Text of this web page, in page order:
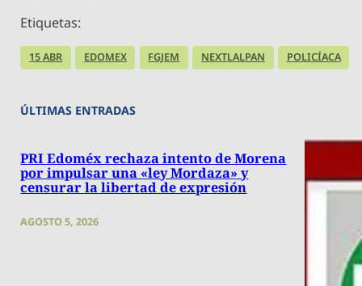
Etiquetas:
15 ABR EDOMEX FGJEM NEXTLALPAN POLICÍACA
ÚLTIMAS ENTRADAS
PRI Edoméx rechaza intento de Morena
por impulsar una «ley Mordaza» y
censurar la libertad de expresión
AGOSTO 5, 2026